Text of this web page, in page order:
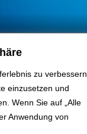
zu verbessern,
einzusetzen und
Wenn Sie auf „Alle
Anwendung von